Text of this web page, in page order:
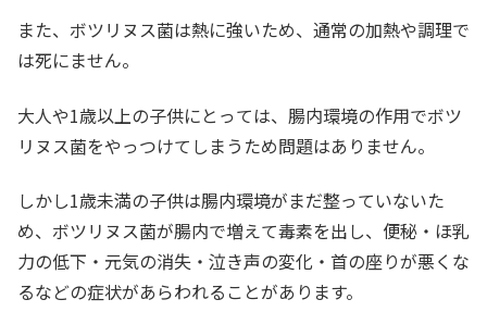
また、ボツリヌス菌は熱に強いため、通常の加熱や調理で
は死にません。
大人や1歳以上の子供にとっては、腸内環境の作用でボツ
リヌス菌をやっつけてしまうため問題はありません。
しかし1歳未満の子供は腸内環境がまだ整っていないた
め、ボツリヌス菌が腸内で増えて毒素を出し、便秘・ほ乳
力の低下・元気の消失・泣き声の変化・首の座りが悪くな
るなどの症状があらわれることがあります。